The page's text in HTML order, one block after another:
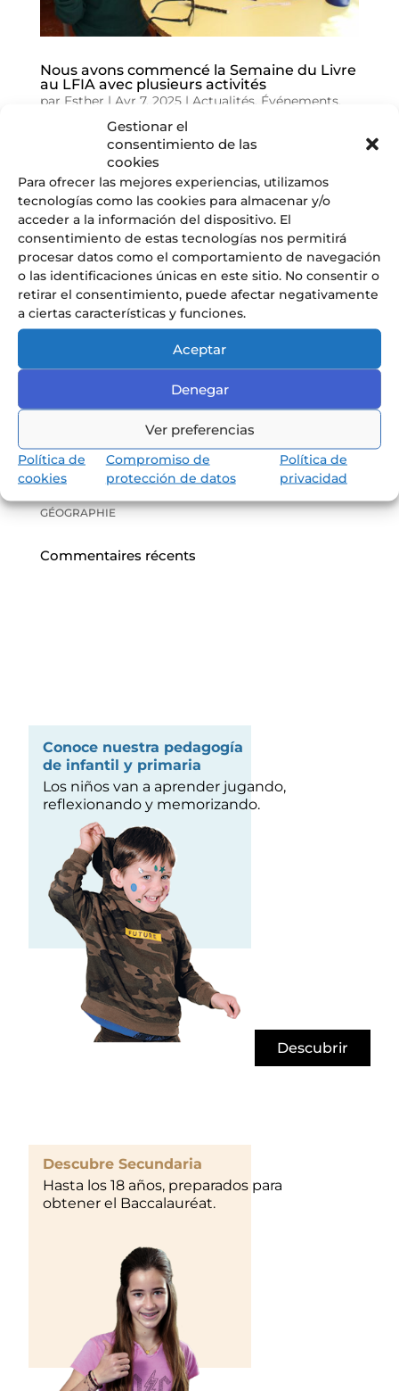
Gestionar el
consentimiento de las
cookies
Para ofrecer las mejores experiencias, utilizamos
tecnologías como las cookies para almacenar y/o
acceder a la información del dispositivo. El
consentimiento de estas tecnologías nos permitirá
procesar datos como el comportamiento de navegación
o las identificaciones únicas en este sitio. No consentir o
retirar el consentimiento, puede afectar negativamente
a ciertas características y funciones.
Aceptar
Denegar
Ver preferencias
Política de
cookies
Compromiso de
protección de datos
Política de
privacidad
Nous avons commencé la Semaine du Livre
au LFIA avec plusieurs activités
par Esther | Avr 7, 2025| Actualités, Événements,
Sin categoría ,Web radio
SEMAINE DU LIVRE 2025 Nous avons commencé la
avec plusieurs activités. Aujourd’hui, nos élèves de CP sont
revenus dans leurs anciennes classes de maternelle pour
partager un moment spécial avec les enfants...
« Entrées précédentes
CONSEILLER PRINCIPAL D’EDUCATION
Remise des diplômes CM2 : quand la fin d’une étape est, en
réalité, le début de tout
Web Radio LFI Alicante #4
URGENT ! OFFRE D’EMPLOI: professeur d’Anglais
GÉOGRAPHIE
Commentaires récents
Conoce nuestra pedagogía
de infantil y primaria
Los niños van a aprender jugando,
reflexionando y memorizando.
Descubrir
Descubre Secundaria
Hasta los 18 años, preparados para
obtener el Baccalauréat.